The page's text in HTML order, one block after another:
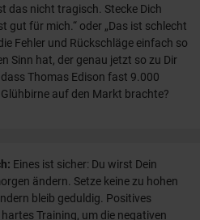
das nicht tragisch. Stecke Dich
gut für mich.“ oder „Das ist schlecht
Fehler und Rückschläge einfach so
Sinn hat, der genau jetzt so zu Dir
Thomas Edison fast 9.000
auf den Markt brachte?
Eines ist sicher: Du wirst Dein
ändern. Setze keine zu hohen
bleib geduldig. Positives
Training, um die negativen